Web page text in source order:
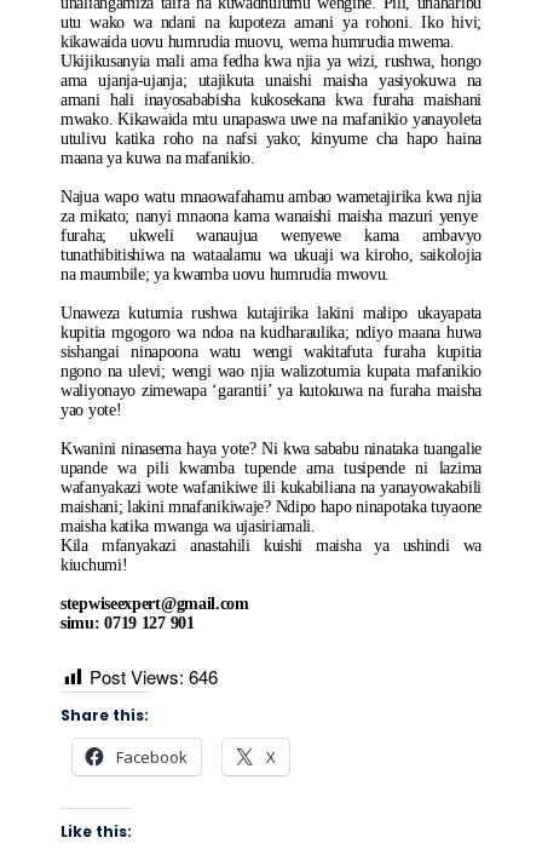
utu wako wa ndani na kupoteza amani ya rohoni. Iko hivi;
kikawaida uovu humrudia muovu, wema humrudia mwema.
Ukijikusanyia mali ama fedha kwa njia ya wizi, rushwa, hongo
ama ujanja-ujanja; utajikuta unaishi maisha yasiyokuwa na
amani hali inayosababisha kukosekana kwa furaha maishani
mwako. Kikawaida mtu unapaswa uwe na mafanikio yanayoleta
utulivu katika roho na nafsi yako; kinyume cha hapo haina
maana ya kuwa na mafanikio.
Najua wapo watu mnaowafahamu ambao wametajirika kwa njia
za mikato; nanyi mnaona kama wanaishi maisha mazuri yenye
furaha; ukweli wanaujua wenyewe kama ambavyo
tunathibitishiwa na wataalamu wa ukuaji wa kiroho, saikolojia
na maumbile; ya kwamba uovu humrudia mwovu.
Unaweza kutumia rushwa kutajirika lakini malipo ukayapata
kupitia mgogoro wa ndoa na kudharaulika; ndiyo maana huwa
sishangai ninapoona watu wengi wakitafuta furaha kupitia
ngono na ulevi; wengi wao njia walizotumia kupata mafanikio
waliyonayo zimewapa ‘garantii’ ya kutokuwa na furaha maisha
yao yote!
Kwanini ninasema haya yote? Ni kwa sababu ninataka tuangalie
upande wa pili kwamba tupende ama tusipende ni lazima
wafanyakazi wote wafanikiwe ili kukabiliana na yanayowakabili
maishani; lakini mnafanikiwaje? Ndipo hapo ninapotaka tuyaone
maisha katika mwanga wa ujasiriamali.
Kila mfanyakazi anastahili kuishi maisha ya ushindi wa
kiuchumi!
stepwiseexpert@gmail.com
simu: 0719 127 901
Post Views: 646
Share this:
Facebook X
Like this: